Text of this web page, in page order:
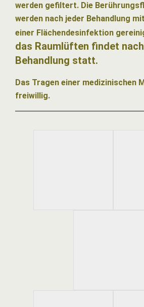
werden gefiltert. Die
werden nach jeder Behandlung mit
einer Flächendesinfektion
das Raumlüften findet
Behandlung statt.
Das Tragen einer medizinischen
freiwillig.